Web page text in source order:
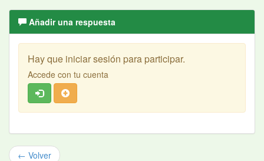
Añadir una respuesta
Hay que iniciar sesión para participar.
Accede con tu cuenta
← Volver